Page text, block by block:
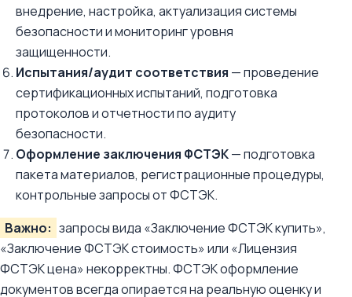
внедрение, настройка, актуализация системы
безопасности и мониторинг уровня
защищенности.
Испытания/аудит соответствия — проведение
сертификационных испытаний, подготовка
протоколов и отчетности по аудиту
безопасности.
Оформление заключения ФСТЭК— подготовка
пакета материалов, регистрационные процедуры,
контрольные запросы от ФСТЭК.
Важно: запросы вида «Заключение ФСТЭК купить»,
«Заключение ФСТЭК стоимость» или «Лицензия
ФСТЭК цена» некорректны. ФСТЭК оформление
документов всегда опирается на реальную оценку и